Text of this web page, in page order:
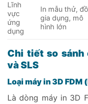
Lĩnh
vực
ứng
dụng
In mẫu thử, đồ
gia dụng, mô
hình lớn
Chi tiếtso sánh
và SLS
Loại máy in 3D
Là dòng máy in 3D